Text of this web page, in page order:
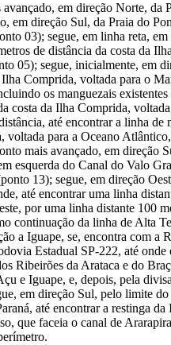
em direção Norte, da
em direção Sul, da Praia do
03); segue, em linha reta, em
de distância da costa da
05); segue, inicialmente, em
Comprida, voltada para o
os manguezais
costa da Ilha Comprida,
até encontrar a linha de
para a Oceano
mais avançado, em direção
esquerda do Canal do Valo
13); segue, em direção
até encontrar uma linha
por uma linha distante 100
continuação da linha de Alta
a Iguape, se, encontra com a
Estadual SP-222, até
Ribeirões da Arataca e do
e Iguape, e, depois, pela
em direção Sul, pelo limite
até encontrar a restinga
que faceia o canal de